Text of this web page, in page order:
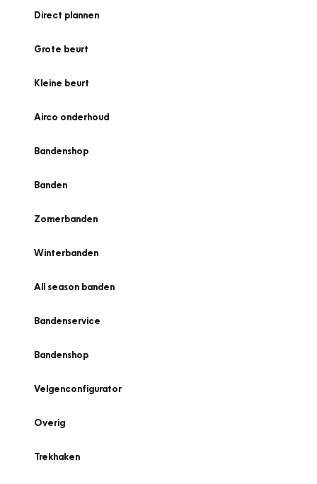
Direct plannen
Grote beurt
Kleine beurt
Airco onderhoud
Bandenshop
Banden
Zomerbanden
Winterbanden
All season banden
Bandenservice
Bandenshop
Velgenconfigurator
Overig
Trekhaken